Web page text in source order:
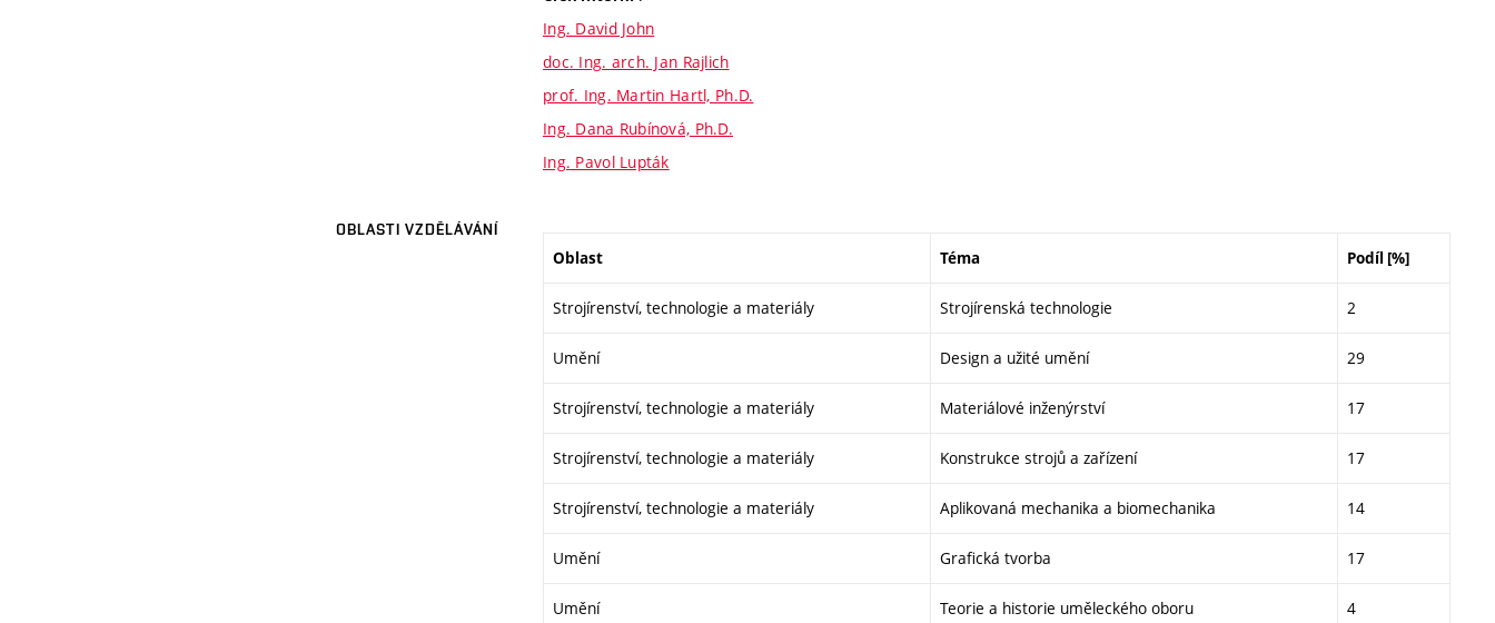
Ing. David John
doc. Ing. arch. Jan Rajlich
prof. Ing. Martin Hartl, Ph.D.
Ing. Dana Rubínová, Ph.D.
Ing. Pavol Lupták
OBLASTI VZDĚLÁVÁNÍ
Oblast Téma Podíl [%]
Strojírenství, technologie a materiály Strojírenská technologie 2
Umění Design a užité umění 29
Strojírenství, technologie a materiály Materiálové inženýrství 17
Strojírenství, technologie a materiály Konstrukce strojů a zařízení 17
Strojírenství, technologie a materiály Aplikovaná mechanika a biomechanika 14
Umění Grafická tvorba 17
Umění Teorie a historie uměleckého oboru 4